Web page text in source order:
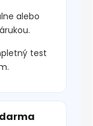
alebo
test